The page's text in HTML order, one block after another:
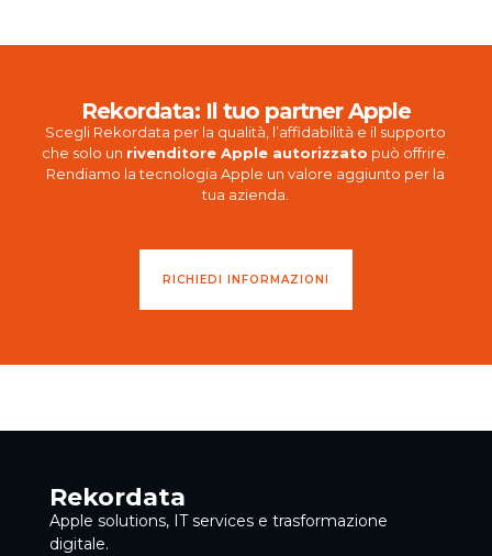
Rekordata: Il tuo partner Apple
Scegli Rekordata per la qualità, l’affidabilità e il supporto
che solo un rivenditore Apple autorizzato può offrire.
Rendiamo la tecnologia Apple un valore aggiunto per la
tua azienda.
RICHIEDI INFORMAZIONI
Rekordata
Apple solutions, IT services e trasformazione
digitale.